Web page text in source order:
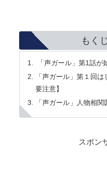
もくじ
「声ガール」第1話が
「声ガール」第１回
要注意】
「声ガール」人物相
スポン